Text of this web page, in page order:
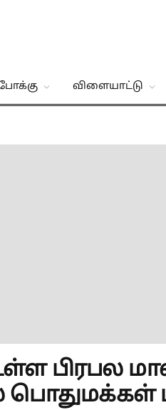
விளையாட்டு
பொதுமக்கள்